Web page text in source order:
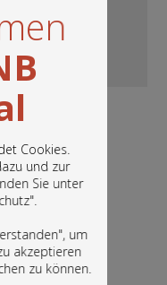
Cookies.
und zur
Sie unter
".
um
akzeptieren
zu können.
die digitalen
Fotografien,
mehr.